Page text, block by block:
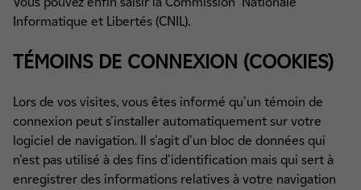
Informatique et Libertés (CNIL).
TÉMOINS DE CONNEXION (COOKIES)
Lors de vos visites, vous êtes informé qu'un témoin de
connexion peut s'installer automatiquement sur votre
logiciel de navigation. Il s'agit d'un bloc de données qui
n'est pas utilisé à des fins d'identification mais qui sert à
enregistrer des informations relatives à votre navigation